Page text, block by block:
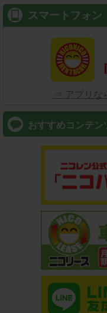
スマートフォン
⇒ アプリな
おすすめコンテン